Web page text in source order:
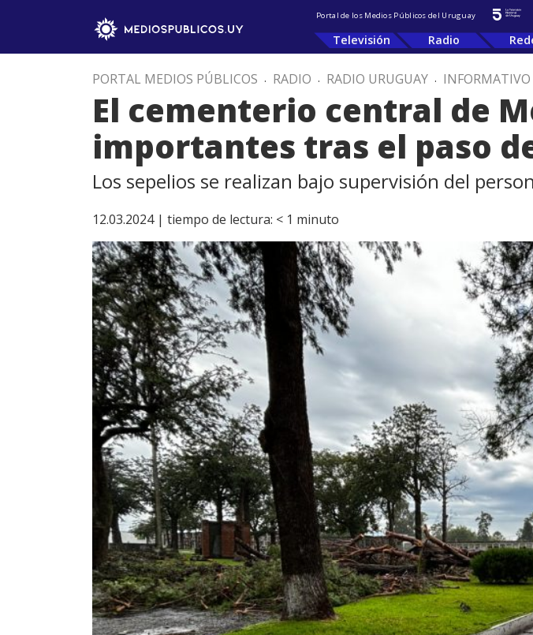
Portal de los Medios Públicos del Uruguay
Televisión Radio
PORTAL MEDIOS PÚBLICOS . RADIO . RADIO URUGUAY .
El cementerio central de
importantes tras el paso
Los sepelios se realizan bajo supervisión del
12.03.2024 | tiempo de lectura: < 1 minuto